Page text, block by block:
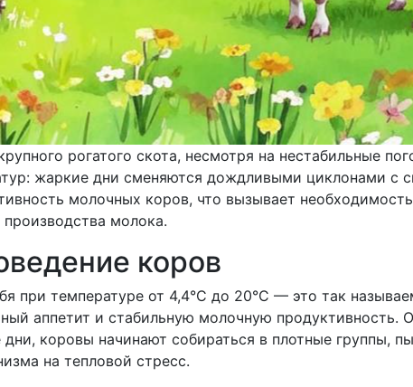
рогатого скота, несмотря на нестабильные
жаркие дни сменяются дождливыми циклонами с
молочных коров, что вызывает
молока.
коров
при температуре от 4,4°C до 20°C — это так
аппетит и стабильную молочную продуктивность.
коровы начинают собираться в плотные группы,
на тепловой стресс.